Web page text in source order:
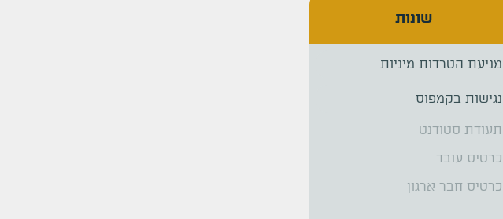
שונות
מניעת הטרדות מיניות
נגישות בקמפוס
תעודת סטודנט
כרטיס עובד
כרטיס חבר ארגון